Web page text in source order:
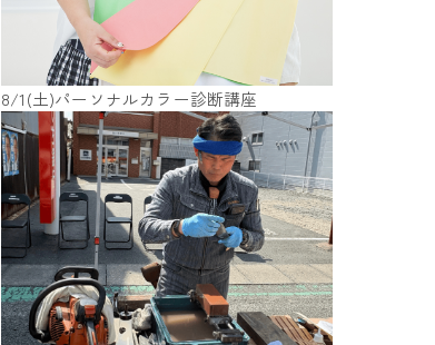
8/1(土)パーソナルカラー診断講座